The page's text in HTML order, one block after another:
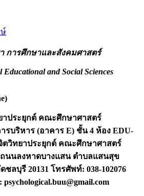
การศึกษาและสังคมศาสตร์
and Social Sciences
าประยุกต์ คณะศึกษาศาสตร์
รบริหาร (อาคาร E) ชั้น 4 ห้อง EDU-
ตวิทยาประยุกต์ คณะศึกษาศาสตร์
นนลงหาดบางแสน ตำบลแสนสุข
ชลบุรี 20131 โทรศัพท์: 038-102076
psychological.buu@gmail.com